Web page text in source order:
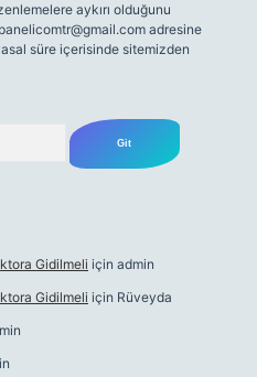
aykırı olduğunu
adresine
süre içerisinde sitemizden
Gidilmeli için admin
Gidilmeli için Rüveyda